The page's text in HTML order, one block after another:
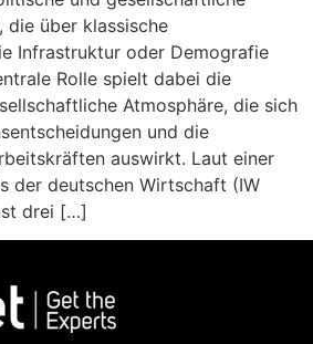
die über klassische
Infrastruktur oder Demografie
Rolle spielt dabei die
Atmosphäre, die sich
und die
auswirkt. Laut einer
der deutschen Wirtschaft (IW
drei […]